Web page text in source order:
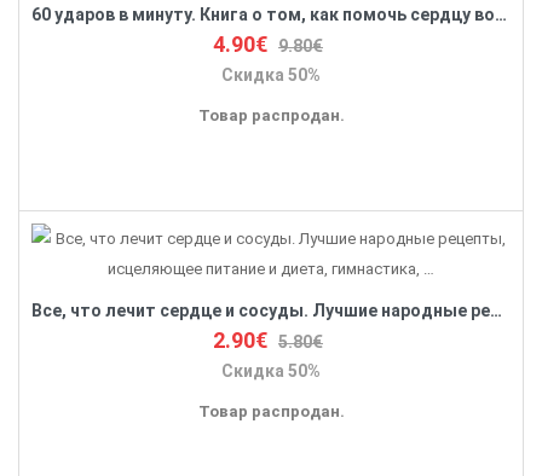
60 ударов в минуту. Книга о том, как помочь сердцу восстановить силу и здоровый ритм
4.90€ 9.80€
Скидка 50%
Товар распродан.
Все, что лечит сердце и сосуды. Лучшие народные рецепты, исцеляющее питание и диета, гимнастика, …
2.90€ 5.80€
Скидка 50%
Товар распродан.